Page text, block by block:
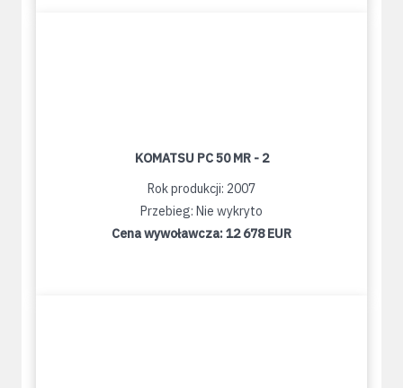
KOMATSU PC 50 MR - 2
Rok produkcji: 2007
Przebieg: Nie wykryto
Cena wywoławcza:12 678 EUR